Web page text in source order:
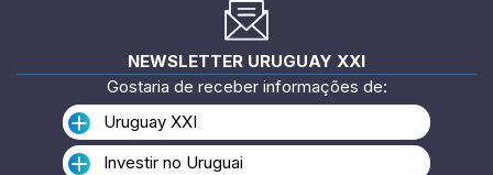
NEWSLETTER URUGUAY XXI
Gostaria de receber informações de:
Uruguay XXI
Investir no Uruguai